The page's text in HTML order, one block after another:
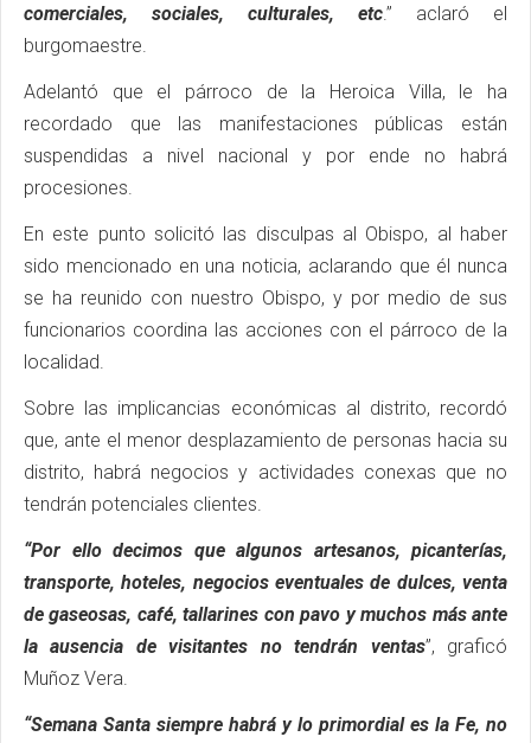
comerciales, sociales, culturales, etc.” aclaró el
burgomaestre.
Adelantó que el párroco de la Heroica Villa, le ha
recordado que las manifestaciones públicas están
suspendidas a nivel nacional y por ende no habrá
procesiones.
En este punto solicitó las disculpas al Obispo, al haber
sido mencionado en una noticia, aclarando que él nunca
se ha reunido con nuestro Obispo, y por medio de sus
funcionarios coordina las acciones con el párroco de la
localidad.
Sobre las implicancias económicas al distrito, recordó
que, ante el menor desplazamiento de personas hacia su
distrito, habrá negocios y actividades conexas que no
tendrán potenciales clientes.
“Por ello decimos que algunos artesanos, picanterías,
transporte, hoteles, negocios eventuales de dulces, venta
de gaseosas, café, tallarines con pavo y muchos más ante
la ausencia de visitantes no tendrán ventas”, graficó
Muñoz Vera.
“Semana Santa siempre habrá y lo primordial es la Fe, no